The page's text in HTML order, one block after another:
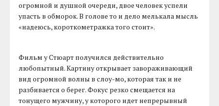
огромной и душной очереди, двое человек успели
упасть в обморок. В голове то и дело мелькала мысль
«надеюсь, короткометражка того стоит».
Фильм у Стюарт получился действительно
любопытный. Картину открывает завораживающий
вид огромной волны в слоу-мо, которая так и не
разбивается о берег. Фокус резко смещается на
тонущего мужчину, у которого идет непрерывный